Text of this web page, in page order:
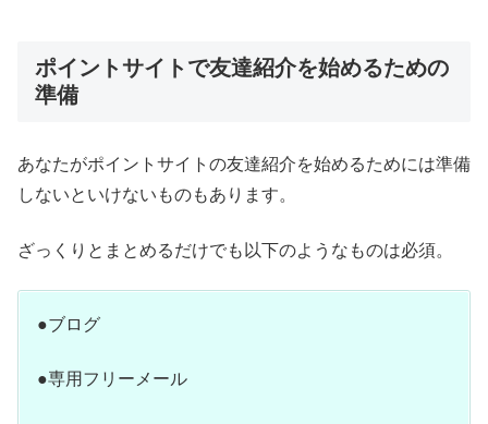
ポイントサイトで友達紹介を始めるための
準備
あなたがポイントサイトの友達紹介を始めるためには準備
しないといけないものもあります。
ざっくりとまとめるだけでも以下のようなものは必須。
●ブログ
●専用フリーメール